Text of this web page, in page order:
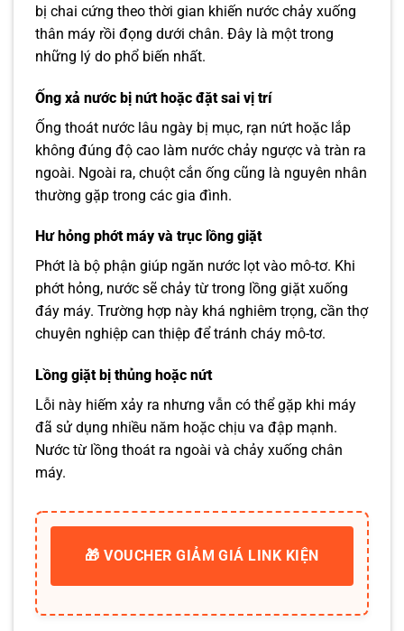
bị chai cứng theo thời gian khiến nước chảy xuống
thân máy rồi đọng dưới chân. Đây là một trong
những lý do phổ biến nhất.
Ống xả nước bị nứt hoặc đặt sai vị trí
Ống thoát nước lâu ngày bị mục, rạn nứt hoặc lắp
không đúng độ cao làm nước chảy ngược và tràn ra
ngoài. Ngoài ra, chuột cắn ống cũng là nguyên nhân
thường gặp trong các gia đình.
Hư hỏng phớt máy và trục lồng giặt
Phớt là bộ phận giúp ngăn nước lọt vào mô-tơ. Khi
phớt hỏng, nước sẽ chảy từ trong lồng giặt xuống
đáy máy. Trường hợp này khá nghiêm trọng, cần thợ
chuyên nghiệp can thiệp để tránh cháy mô-tơ.
Lồng giặt bị thủng hoặc nứt
Lỗi này hiếm xảy ra nhưng vẫn có thể gặp khi máy
đã sử dụng nhiều năm hoặc chịu va đập mạnh.
Nước từ lồng thoát ra ngoài và chảy xuống chân
máy.
🎁 VOUCHER GIẢM GIÁ LINK KIỆN